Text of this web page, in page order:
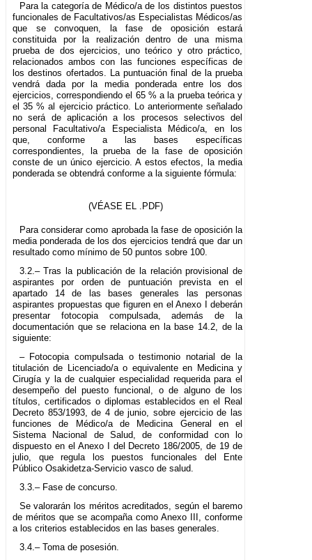
Para la categoría de Médico/a de los distintos puestos
funcionales de Facultativos/as Especialistas Médicos/as
que se convoquen, la fase de oposición estará
constituida por la realización dentro de una misma
prueba de dos ejercicios, uno teórico y otro práctico,
relacionados ambos con las funciones específicas de
los destinos ofertados. La puntuación final de la prueba
vendrá dada por la media ponderada entre los dos
ejercicios, correspondiendo el 65 % a la prueba teórica y
el 35 % al ejercicio práctico. Lo anteriormente señalado
no será de aplicación a los procesos selectivos del
personal Facultativo/a Especialista Médico/a, en los
que, conforme a las bases específicas
correspondientes, la prueba de la fase de oposición
conste de un único ejercicio. A estos efectos, la media
ponderada se obtendrá conforme a la siguiente fórmula:
(VÉASE EL .PDF)
Para considerar como aprobada la fase de oposición la
media ponderada de los dos ejercicios tendrá que dar un
resultado como mínimo de 50 puntos sobre 100.
3.2.– Tras la publicación de la relación provisional de
aspirantes por orden de puntuación prevista en el
apartado 14 de las bases generales las personas
aspirantes propuestas que figuren en el Anexo I deberán
presentar fotocopia compulsada, además de la
documentación que se relaciona en la base 14.2, de la
siguiente:
– Fotocopia compulsada o testimonio notarial de la
titulación de Licenciado/a o equivalente en Medicina y
Cirugía y la de cualquier especialidad requerida para el
desempeño del puesto funcional, o de alguno de los
títulos, certificados o diplomas establecidos en el Real
Decreto 853/1993, de 4 de junio, sobre ejercicio de las
funciones de Médico/a de Medicina General en el
Sistema Nacional de Salud, de conformidad con lo
dispuesto en el Anexo I del Decreto 186/2005, de 19 de
julio, que regula los puestos funcionales del Ente
Público Osakidetza-Servicio vasco de salud.
3.3.– Fase de concurso.
Se valorarán los méritos acreditados, según el baremo
de méritos que se acompaña como Anexo III, conforme
a los criterios establecidos en las bases generales.
3.4.– Toma de posesión.